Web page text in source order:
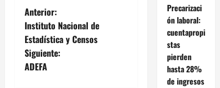
N
a
v
e
Anterior:
Instituto Nacional de
Estadística y Censos
Siguiente:
ADEFA
Precarizaci
ón laboral:
cuentapropi
stas
pierden
hasta 28%
de ingresos